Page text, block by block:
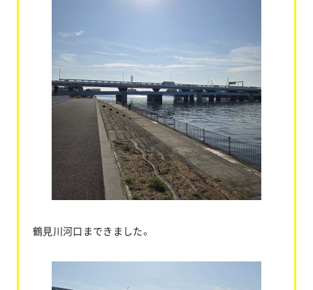
鶴見川河口まできました。